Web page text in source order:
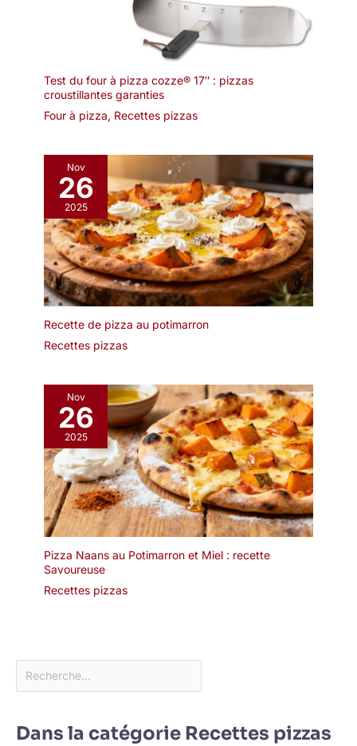
Test du four à pizza cozze® 17″ : pizzas
croustillantes garanties
Four à pizza, Recettes pizzas
Nov
26
2025
Recette de pizza au potimarron
Recettes pizzas
Nov
26
2025
Pizza Naans au Potimarron et Miel : recette
Savoureuse
Recettes pizzas
Dans la catégorie Recettes pizzas